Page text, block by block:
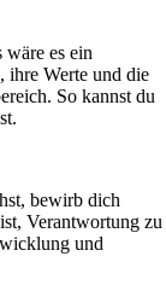
wäre es ein
ihre Werte und die
So kannst du
bewirb dich
Verantwortung zu
und